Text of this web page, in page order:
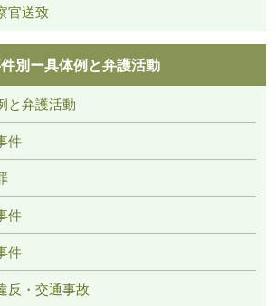
官送致
別ー具体例と弁護活動
と弁護活動
件
件
件
反・交通事故